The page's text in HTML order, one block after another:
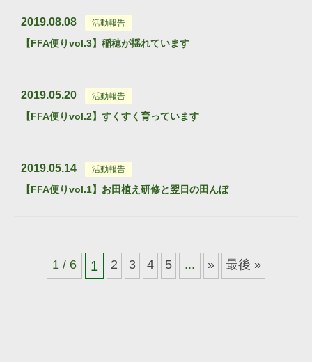
2019.08.08 活動報告
【FFA便りvol.3】稲穂が揺れています
2019.05.20 活動報告
【FFA便りvol.2】すくすく育っています
2019.05.14 活動報告
【FFA便りvol.1】お田植え研修と翌日の田んぼ
1 / 6 1 2 3 4 5 ... » 最後 »